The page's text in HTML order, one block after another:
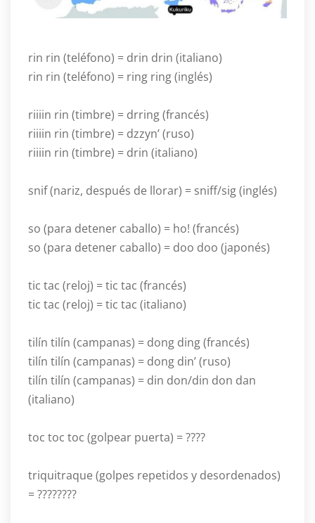
rin rin (teléfono) = drin drin (italiano)
rin rin (teléfono) = ring ring (inglés)
riiiin rin (timbre) = drring (francés)
riiiin rin (timbre) = dzzyn’ (ruso)
riiiin rin (timbre) = drin (italiano)
snif (nariz, después de llorar) = sniff/sig (inglés)
so (para detener caballo) = ho! (francés)
so (para detener caballo) = doo doo (japonés)
tic tac (reloj) = tic tac (francés)
tic tac (reloj) = tic tac (italiano)
tilín tilín (campanas) = dong ding (francés)
tilín tilín (campanas) = dong din’ (ruso)
tilín tilín (campanas) = din don/din don dan
(italiano)
toc toc toc (golpear puerta) = ????
triquitraque (golpes repetidos y desordenados)
= ????????